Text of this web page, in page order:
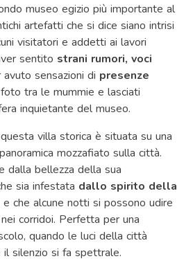
museo egizio più importante al
artefatti che si dice siano intrisi
visitatori e addetti ai lavori
sentito strani rumori, voci
sensazioni di presenze
tra le mummie e lasciati
inquietante del museo.
villa storica è situata su una
mozzafiato sulla città.
dalla bellezza della sua
sia infestata dallo spirito della
che alcune notti si possono udire
corridoi. Perfetta per una
quando le luci della città
il silenzio si fa spettrale.